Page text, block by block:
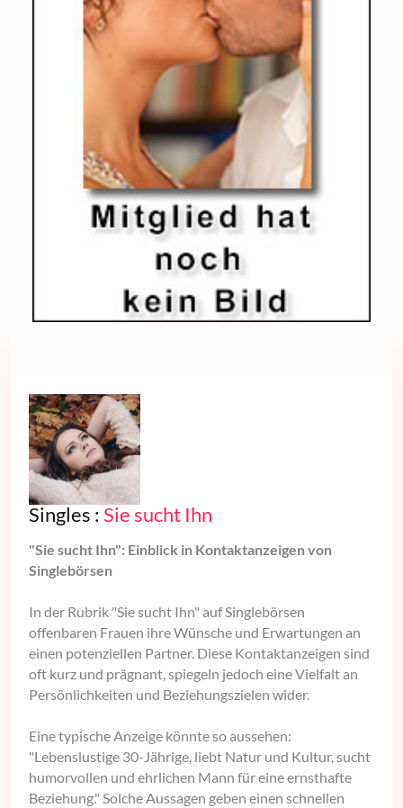
Singles : Sie sucht Ihn
"Sie sucht Ihn": Einblick in Kontaktanzeigen von
Singlebörsen
In der Rubrik "Sie sucht Ihn" auf Singlebörsen
offenbaren Frauen ihre Wünsche und Erwartungen an
einen potenziellen Partner. Diese Kontaktanzeigen sind
oft kurz und prägnant, spiegeln jedoch eine Vielfalt an
Persönlichkeiten und Beziehungszielen wider.
Eine typische Anzeige könnte so aussehen:
"Lebenslustige 30-Jährige, liebt Natur und Kultur, sucht
humorvollen und ehrlichen Mann für eine ernsthafte
Beziehung." Solche Aussagen geben einen schnellen